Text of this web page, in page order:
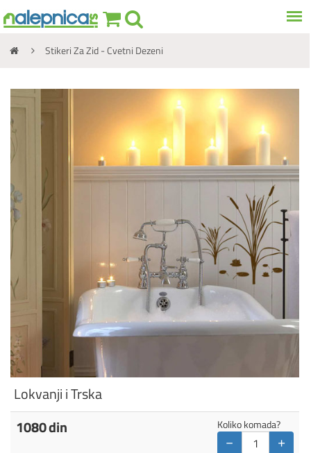
Stikeri Za Zid - Cvetni Dezeni
Lokvanji i Trska
1080din Koliko komada?
− +